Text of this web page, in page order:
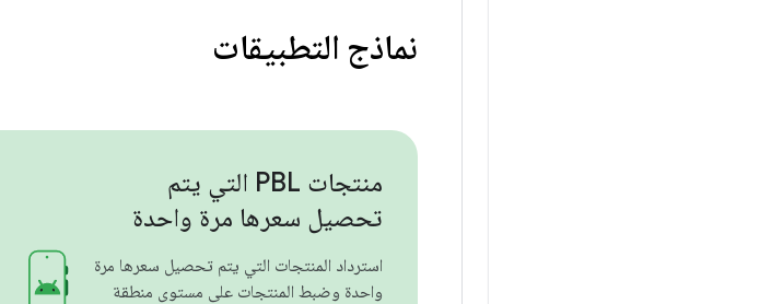
نماذج التطبيقات
منتجات PBL التي يتم
تحصيل سعرها مرة واحدة
استرداد المنتجات التي يتم تحصيل سعرها مرة
واحدة وضبط المنتجات على مستوى منطقة